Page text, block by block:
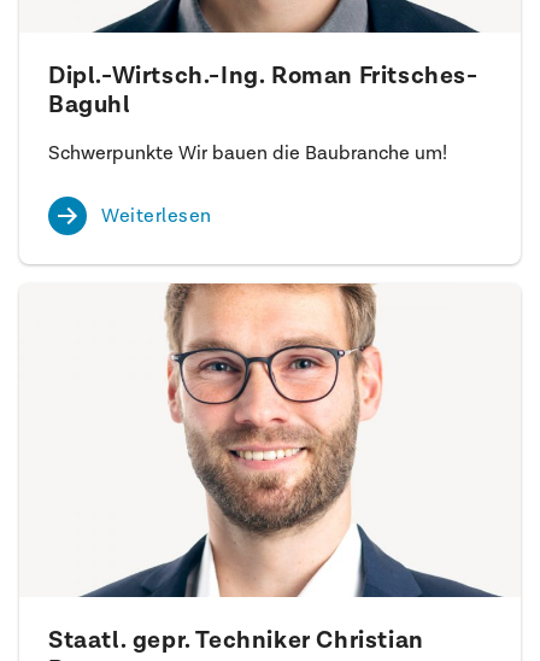
Dipl.-Wirtsch.-Ing. Roman Fritsches-
Baguhl
Schwerpunkte Wir bauen die Baubranche um!
Weiterlesen
Staatl. gepr. Techniker Christian